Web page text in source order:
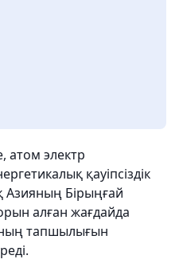
атом электр
қауіпсіздік
Азияның Бірыңғай
алған жағдайда
тапшылығын